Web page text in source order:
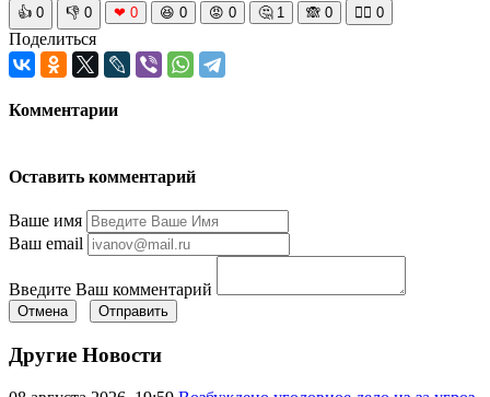
👍 0 👎 0 ❤ 0 😆 0 😡 0 🤔 1 🙈 0 🧘‍♀️ 0
Поделиться
Комментарии
Оставить комментарий
Ваше имя
Ваш email
Введите Ваш комментарий
Отмена Отправить
Другие Новости